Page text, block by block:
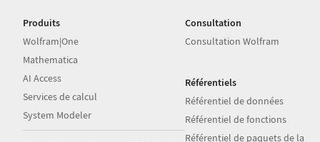
Produits
Wolfram|One
Mathematica
AI Access
Services de calcul
System Modeler
Consultation
Consultation Wolfram
Référentiels
Référentiel de données
Référentiel de fonctions
Référentiel de paquets de la